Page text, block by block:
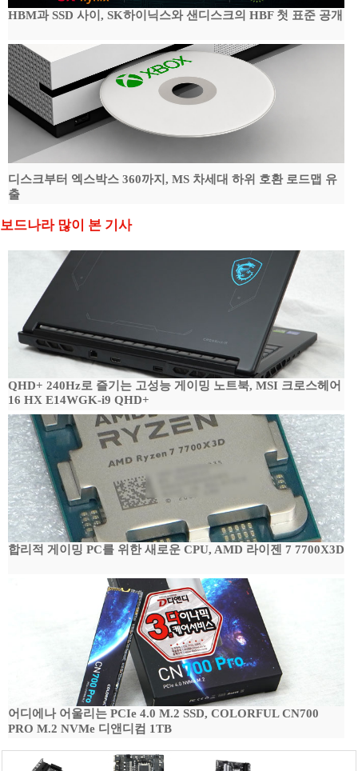
HBM과 SSD 사이, SK하이닉스와 샌디스크의 HBF 첫 표준 공개
디스크부터 엑스박스 360까지, MS 차세대 하위 호환 로드맵 유
출
보드나라 많이 본 기사
QHD+ 240Hz로 즐기는 고성능 게이밍 노트북, MSI 크로스헤어
16 HX E14WGK-i9 QHD+
합리적 게이밍 PC를 위한 새로운 CPU, AMD 라이젠 7 7700X3D
어디에나 어울리는 PCIe 4.0 M.2 SSD, COLORFUL CN700
PRO M.2 NVMe 디앤디컴 1TB